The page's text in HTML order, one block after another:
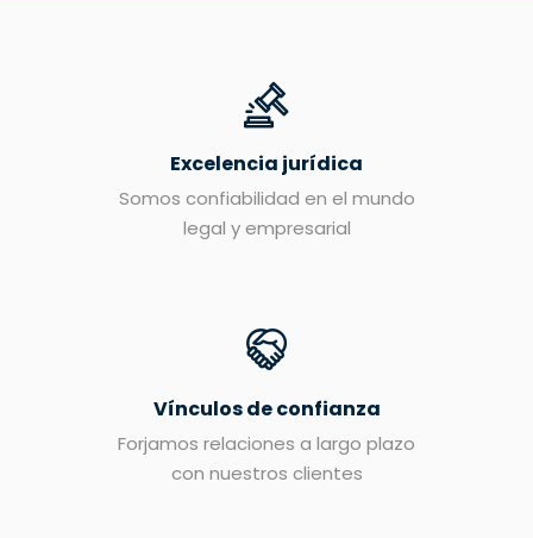
Excelencia jurídica
Somos confiabilidad en el mundo
legal y empresarial
Vínculos de confianza
Forjamos relaciones a largo plazo
con nuestros clientes